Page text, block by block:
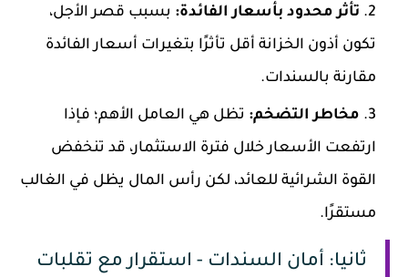
تأثر محدود بأسعار الفائدة: بسبب قصر الأجل،
تكون أذون الخزانة أقل تأثرًا بتغيرات أسعار الفائدة
مقارنة بالسندات.
مخاطر التضخم: تظل هي العامل الأهم؛ فإذا
ارتفعت الأسعار خلال فترة الاستثمار، قد تنخفض
القوة الشرائية للعائد، لكن رأس المال يظل في الغالب
مستقرًا.
ثانيا: أمان السندات - استقرار مع تقلبات